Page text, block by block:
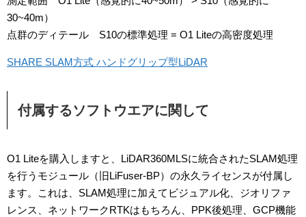
30~40m）
点群のディテール S10の標準処理 = O1 Liteの高密度処理
SHARE SLAM方式 ハンドグリップ型LiDAR
付属するソフトウエアに関して
O1 Liteを購入しますと、LiDAR360MLSに統合されたSLAM処理
を行うモジュール（旧LiFuser-BP）の永久ライセンスが付属し
ます。これは、SLAM処理に加えてビジュアル化、ジオリファ
レンス、ネットワークRTKはもちろん、PPK後処理、GCP機能